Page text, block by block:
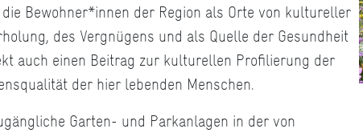
Bewohner*innen der Region als Orte von kultureller
des Vergnügens und als Quelle der Gesundheit
auch einen Beitrag zur kulturellen Profilierung der
der hier lebenden Menschen.
Garten- und Parkanlagen in der von